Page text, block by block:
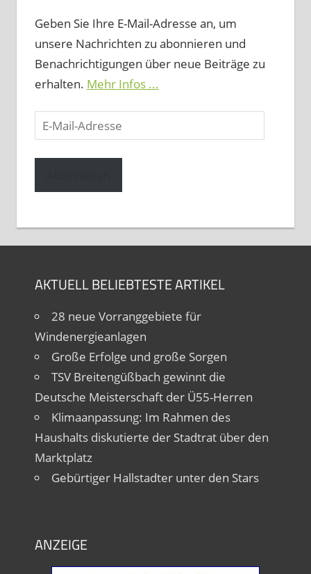
Geben Sie Ihre E-Mail-Adresse an, um
unsere Nachrichten zu abonnieren und
Benachrichtigungen über neue Beiträge zu
erhalten. Mehr Infos ...
E-
Mail-
Adresse
AKTUELL BELIEBTESTE ARTIKEL
28 neue Vorranggebiete für
Windenergieanlagen
Große Erfolge und große Sorgen
TSV Breitengüßbach gewinnt die
Deutsche Meisterschaft der Ü55-Herren
Klimaanpassung: Im Rahmen des
Haushalts diskutierte der Stadtrat über den
Marktplatz
Gebürtiger Hallstadter unter den Stars
ANZEIGE